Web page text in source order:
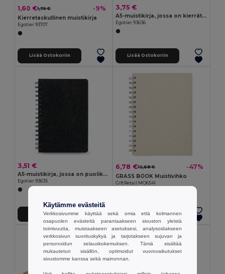
1,60 €1,75 € -9%
Kierretaskullinen muistikirja
Egotier 93707
Lisää Ostokoriin
3,75 €
A5-muistikirja, jossa on kierrätyshuopakansi (100 % rPET) ja viivoitetut sivut, jotka ovat myös 100 % kierrätyspaperia
Egotier 93636
Lisää Ostokoriin
3,51 €
A5-muistikirja, jossa on puolikova kansi, kierrätyshuopaa (100 % rPET), renkaat ja viivoitetut sivut
Egotier 93635
Lisää Ostokoriin
6,78 €12,68 € -47%
GRASS BOOK Muistivihko
GiftRetail MO6541
Lisää Ostokoriin
Käytämme evästeitä
Verkkosivumme käyttää sekä omia että kolmannen
osapuolen evästeitä parantaakseen sivuston yleistä
toimivuutta, muistaakseen asetuksesi, analysoidakseen
verkkosivun suorituskykyä ja tarjotakseen sujuvan ja
personoidun selauskokemuksen. Tämä sisältää
mukautetun sisällön, optimoidut vuorovaikutukset
sivustomme kanssa sekä mainonnan.